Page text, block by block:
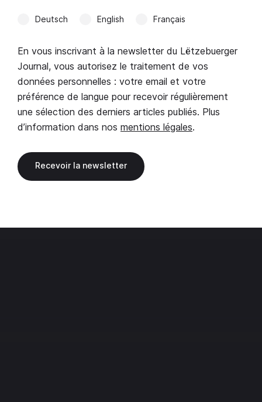
Deutsch English Français
En vous inscrivant à la newsletter du Lëtzebuerger
Journal, vous autorisez le traitement de vos
données personnelles : votre email et votre
préférence de langue pour recevoir régulièrement
une sélection des derniers articles publiés. Plus
d’information dans nos mentions légales.